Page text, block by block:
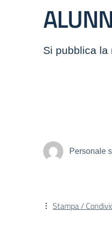
Si pubblica la
Personale
Stampa /